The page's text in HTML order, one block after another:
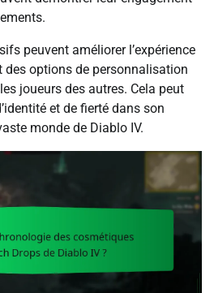
peuvent améliorer l’expérience
options de personnalisation
joueurs des autres. Cela peut
et de fierté dans son
monde de Diablo IV.